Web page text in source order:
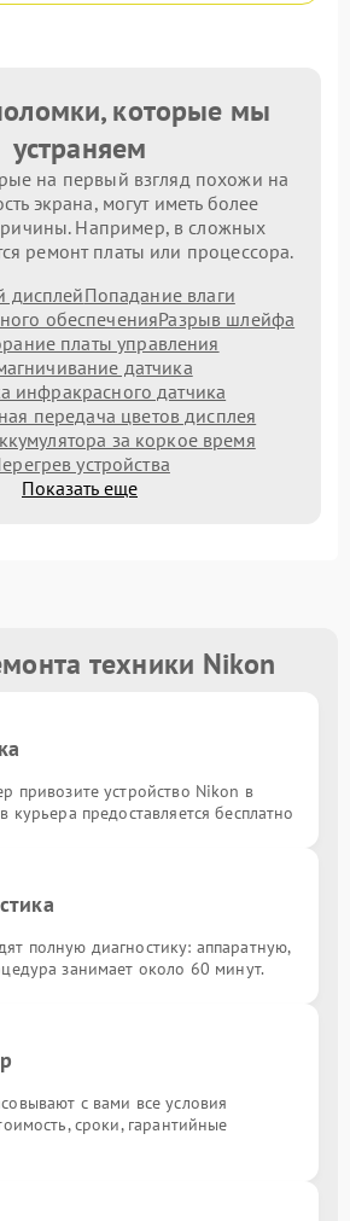
которые мы
устраняем
на первый взгляд похожи на
экрана, могут иметь более
Например, в сложных
ремонт платы или процессора.
дисплейПопадание влаги
обеспеченияРазрыв шлейфа
платы управления
датчика
инфракрасного датчика
передача цветов дисплея
за коркое время
устройства
Показать еще
техники Nikon
привозите устройство Nikon в
курьера предоставляется бесплатно
полную диагностику: аппаратную,
занимает около 60 минут.
с вами все условия
сроки, гарантийные